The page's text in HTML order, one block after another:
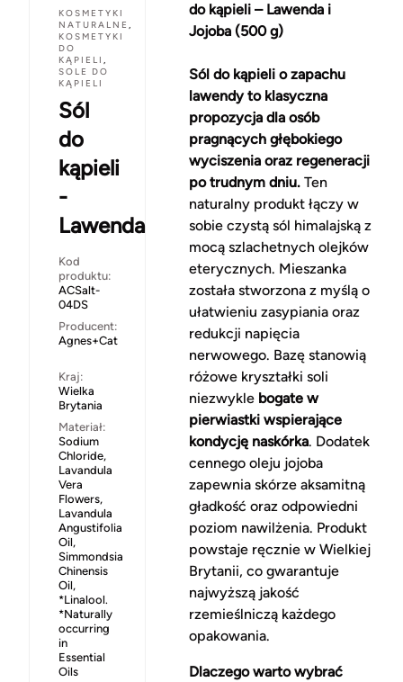
KOSMETYKI
NATURALNE ,
KOSMETYKI
DO
KĄPIELI ,
SOLE DO
KĄPIELI
Sól
do
kąpieli
-
Lawenda
Kod
produktu:
ACSalt-
04DS
Producent:
Agnes+Cat
Kraj:
Wielka
Brytania
Materiał:
Sodium
Chloride,
Lavandula
Vera
Flowers,
Lavandula
Angustifolia
Oil,
Simmondsia
Chinensis
Oil,
*Linalool.
*Naturally
occurring
in
Essential
Oils
do kąpieli – Lawenda i
Jojoba (500 g)
Sól do kąpieli o zapachu
lawendy to klasyczna
propozycja dla osób
pragnących głębokiego
wyciszenia oraz regeneracji
po trudnym dniu.Ten
naturalny produkt łączy w
sobie czystą sól himalajską z
mocą szlachetnych olejków
eterycznych. Mieszanka
została stworzona z myślą o
ułatwieniu zasypiania oraz
redukcji napięcia
nerwowego. Bazę stanowią
różowe kryształki soli
niezwykle bogate w
pierwiastki wspierające
kondycję naskórka. Dodatek
cennego oleju jojoba
zapewnia skórze aksamitną
gładkość oraz odpowiedni
poziom nawilżenia. Produkt
powstaje ręcznie w Wielkiej
Brytanii, co gwarantuje
najwyższą jakość
rzemieślniczą każdego
opakowania.
Dlaczego warto wybrać